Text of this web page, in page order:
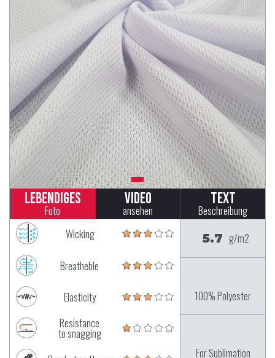
Lebendiges
Foto
Video
ansehen
Text
Beschreibung
Wicking
Breatheble
Elasticity
Resistance
to snagging
5.7 g/m2
100% Polyester
For Sublimation